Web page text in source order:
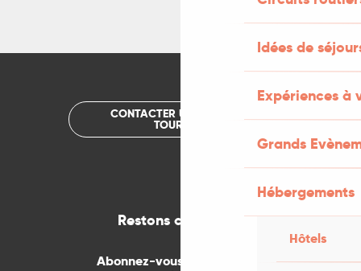
Idées de
Expériences à
Grands
Hébergements
Hôtels
CONTACTER UN OFFICE DE
TOURISME
Restons connectés
Abonnez-vous gratuitement